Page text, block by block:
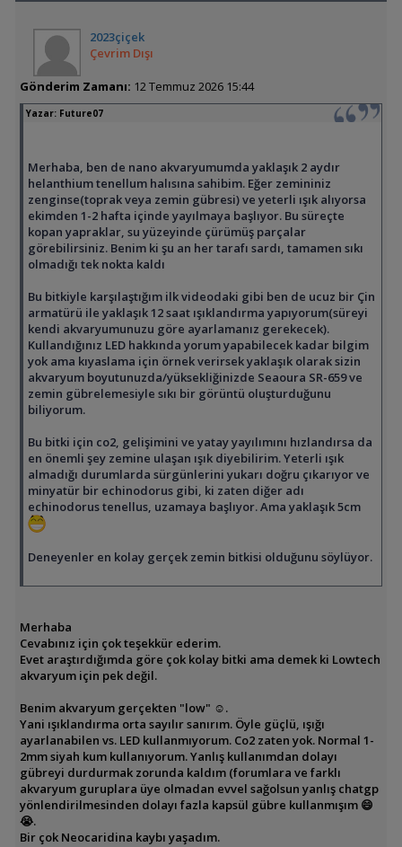
2023çiçek
Çevrim Dışı
Gönderim Zamanı: 12 Temmuz 2026 15:44
Yazar: Future07
Merhaba, ben de nano akvaryumumda yaklaşık 2 aydır
helanthium tenellum halısına sahibim. Eğer zemininiz
zenginse(toprak veya zemin gübresi) ve yeterli ışık alıyorsa
ekimden 1-2 hafta içinde yayılmaya başlıyor. Bu süreçte
kopan yapraklar, su yüzeyinde çürümüş parçalar
görebilirsiniz. Benim ki şu an her tarafı sardı, tamamen sıkı
olmadığı tek nokta kaldı
Bu bitkiyle karşılaştığım ilk videodaki gibi ben de ucuz bir Çin
armatürü ile yaklaşık 12 saat ışıklandırma yapıyorum(süreyi
kendi akvaryumunuzu göre ayarlamanız gerekecek).
Kullandığınız LED hakkında yorum yapabilecek kadar bilgim
yok ama kıyaslama için örnek verirsek yaklaşık olarak sizin
akvaryum boyutunuzda/yüksekliğinizde Seaoura SR-659 ve
zemin gübrelemesiyle sıkı bir görüntü oluşturduğunu
biliyorum.
Bu bitki için co2, gelişimini ve yatay yayılımını hızlandırsa da
en önemli şey zemine ulaşan ışık diyebilirim. Yeterli ışık
almadığı durumlarda sürgünlerini yukarı doğru çıkarıyor ve
minyatür bir echinodorus gibi, ki zaten diğer adı
echinodorus tenellus, uzamaya başlıyor. Ama yaklaşık 5cm
Deneyenler en kolay gerçek zemin bitkisi olduğunu söylüyor.
Merhaba
Cevabınız için çok teşekkür ederim.
Evet araştırdığımda göre çok kolay bitki ama demek ki Lowtech
akvaryum için pek değil.
Benim akvaryum gerçekten "low" ☺️.
Yani ışıklandırma orta sayılır sanırım. Öyle güçlü, ışığı
ayarlanabilen vs. LED kullanmıyorum. Co2 zaten yok. Normal 1-
2mm siyah kum kullanıyorum. Yanlış kullanımdan dolayı
gübreyi durdurmak zorunda kaldım (forumlara ve farklı
akvaryum guruplara üye olmadan evvel sağolsun yanlış chatgp
yönlendirilmesinden dolayı fazla kapsül gübre kullanmışım 😄
😭.
Bir çok Neocaridina kaybı yaşadım.